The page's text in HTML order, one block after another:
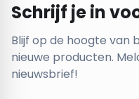
Schrijf je in
Blijf op de hoogte van
nieuwe producten.
nieuwsbrief!